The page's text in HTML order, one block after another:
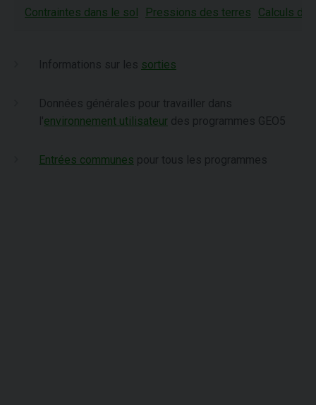
Contraintes dans le sol Pressions des terres Calculs du
Informations sur les sorties
Données générales pour travailler dans
l'environnement utilisateur des programmes GEO5
Entrées communes pour tous les programmes